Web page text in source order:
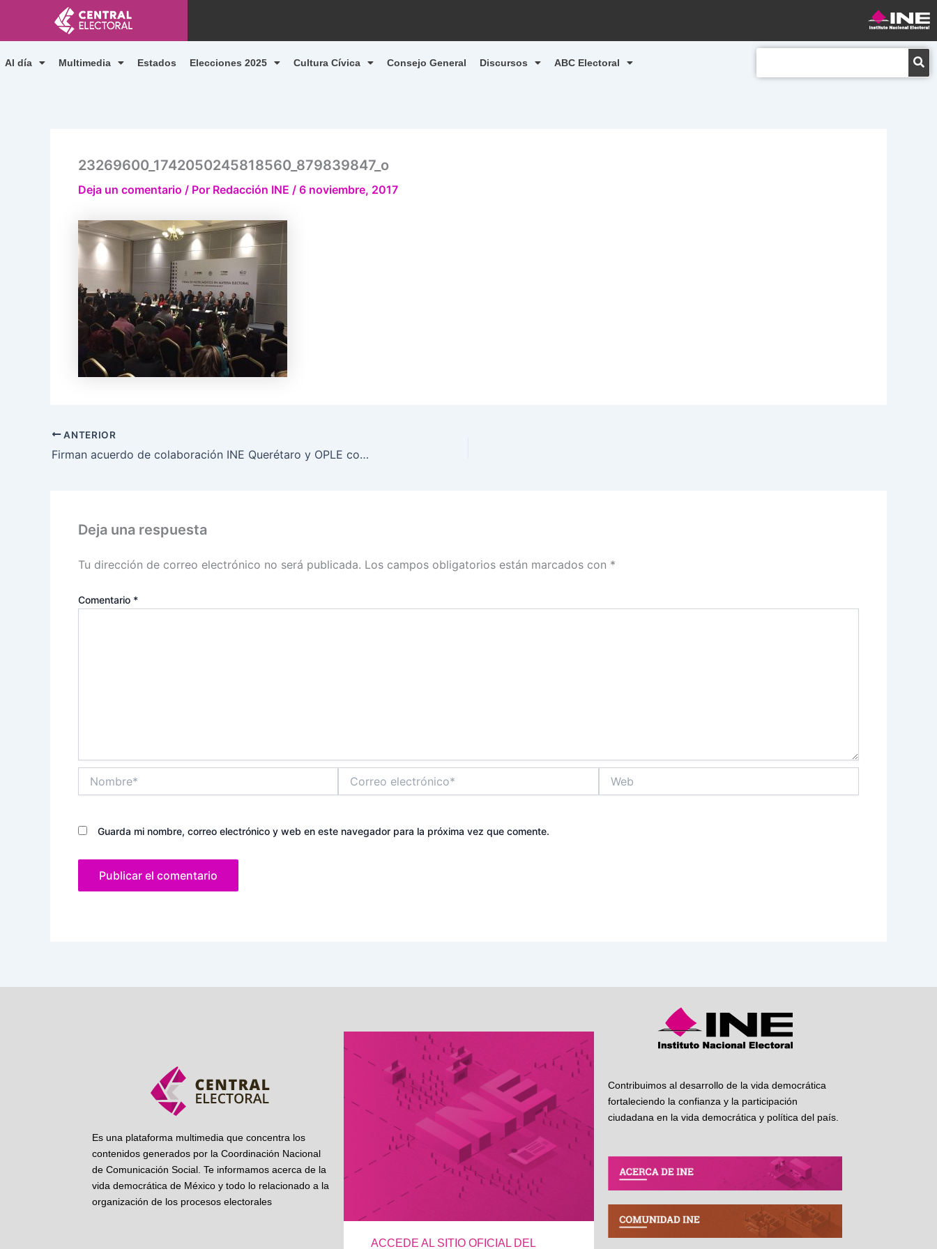
contenido
Al día Multimedia Estados Elecciones 2025 Cultura Cívica Consejo General Discursos ABC Electoral
23269600_1742050245818560_879839847_o
Deja un comentario / Por Redacción INE / 6 noviembre, 2017
ANTERIOR
Firman acuerdo de colaboración INE Querétaro y OPLE con autoridades administrativas de la entidad
Deja una respuesta
Tu dirección de correo electrónico no será publicada. Los campos obligatorios están marcados con *
Comentario *
electrónico*
Guarda mi nombre, correo electrónico y web en este navegador para la próxima vez que comente.
Es una plataforma multimedia que concentra los
contenidos generados por la Coordinación Nacional
de Comunicación Social. Te informamos acerca de la
vida democrática de México y todo lo relacionado a la
organización de los procesos electorales
ACCEDE AL SITIO OFICIAL DEL
Contribuimos al desarrollo de la vida democrática
fortaleciendo la confianza y la participación
ciudadana en la vida democrática y política del país.